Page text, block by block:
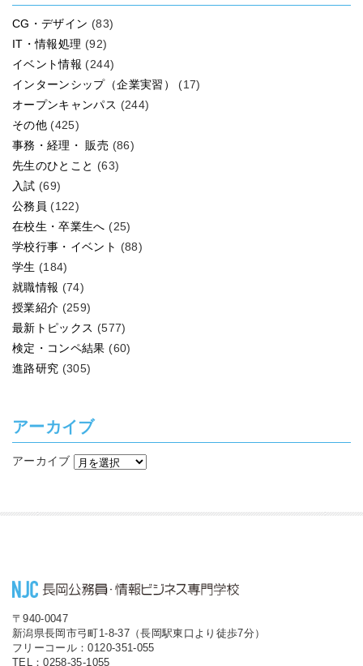
CG・デザイン (83)
IT・情報処理 (92)
イベント情報 (244)
インターンシップ（企業実習）
(17)
オープンキャンパス (244)
その他 (425)
事務・経理・ 販売 (86)
先生のひとこと (63)
入試 (69)
公務員 (122)
在校生・卒業生へ (25)
学校行事・イベント (88)
学生 (184)
就職情報 (74)
授業紹介 (259)
最新トピックス (577)
検定・コンペ結果 (60)
進路研究 (305)
アーカイブ
アーカイブ
〒940-0047
新潟県長岡市弓町1-8-37（長岡駅東口より徒歩7分）
フリーコール：0120-351-055
TEL：0258-35-1055